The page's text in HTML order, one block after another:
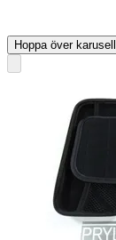
Hoppa över karusell